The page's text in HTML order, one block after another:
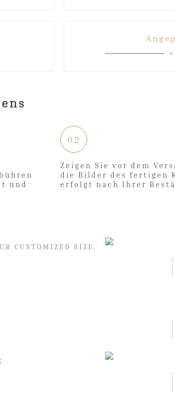
und
02
Zeigen Sie vor dem
die Bilder des fertigen
erfolgt nach Ihrer
CUSTOMIZED SIZE.